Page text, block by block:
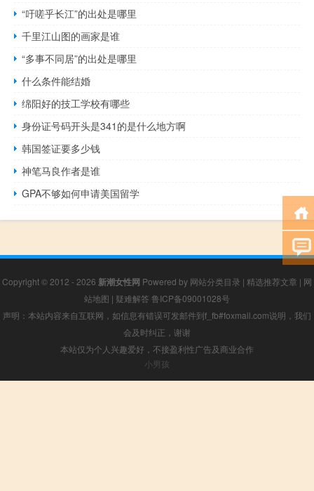
“吁嗟乎长江”的出处是哪里
千里江山图的画家是谁
“多事不同居”的出处是哪里
什么条件能结婚
绵阳好的技工学校有哪些
身份证号码开头是341的是什么地方啊
韩国签证要多少钱
神笔马良作者是谁
GPA不够如何申请美国留学
Copyright © 2012 - 2026 新潮女性网 Powered by 网站分类目录 | 精选推荐文章 | 网
站地图 | 疑难解答 鲁ICP备09001028号
声明：本站内容来自互联网，如信息有错误可发邮件到f_fb#foxmail.com说明，我们
会及时纠正，谢谢
本站仅为个人兴趣爱好，不接盈利性广告及商业合作
小男孩